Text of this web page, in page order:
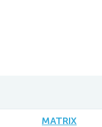
MATRIX